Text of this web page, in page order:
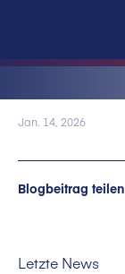
Jan. 14, 2026
Blogbeitrag teilen
Letzte News